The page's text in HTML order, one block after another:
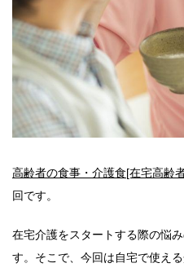
高齢者の食事・介護食[在宅高齢
回です。
在宅介護をスタートする際の悩
す。そこで、今回は自宅で使え